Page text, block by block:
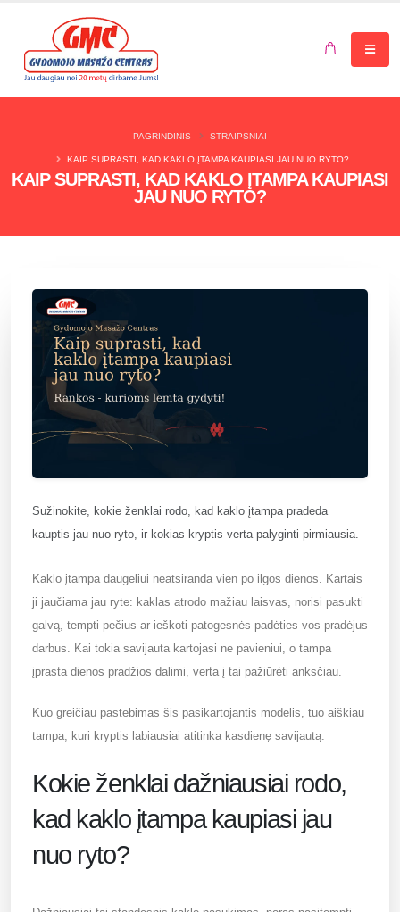
Jūsų krepšelis tuščias.
KAIP SUPRASTI, KAD KAKLO ĮTAMPA KAUPIASI
JAU NUO RYTO?
PAGRINDINIS STRAIPSNIAI
KAIP SUPRASTI, KAD KAKLO ĮTAMPA KAUPIASI JAU NUO RYTO?
Sužinokite, kokie ženklai rodo, kad kaklo įtampa pradeda
kauptis jau nuo ryto, ir kokias kryptis verta palyginti pirmiausia.
Kaklo įtampa daugeliui neatsiranda vien po ilgos dienos. Kartais
ji jaučiama jau ryte: kaklas atrodo mažiau laisvas, norisi pasukti
galvą, tempti pečius ar ieškoti patogesnės padėties vos pradėjus
darbus. Kai tokia savijauta kartojasi ne pavieniui, o tampa
įprasta dienos pradžios dalimi, verta į tai pažiūrėti anksčiau.
Kuo greičiau pastebimas šis pasikartojantis modelis, tuo aiškiau
tampa, kuri kryptis labiausiai atitinka kasdienę savijautą.
Kokie ženklai dažniausiai rodo,
kad kaklo įtampa kaupiasi jau
nuo ryto?